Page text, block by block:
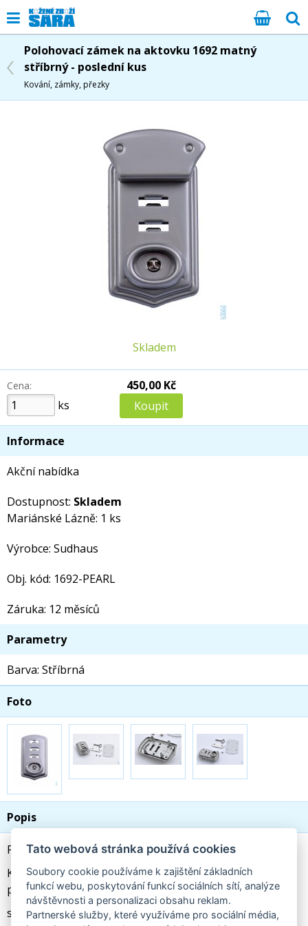
Polohovací zámek na aktovku 1692 matný
stříbrný - poslední kus
Kování, zámky, přezky
Skladem
Cena:
ks
450,00 Kč
Informace
Akční nabídka
Dostupnost: Skladem
Mariánské Lázně: 1 ks
Výrobce: Sudhaus
Obj. kód: 1692-PEARL
Záruka: 12 měsíců
Parametry
Barva: Stříbrná
Foto
Popis
Polohovací zámek na aktovku 1692 matný stříbrný
Kvalitní zámek od německého výrobce s matnou
perlovou úpravou.
součástí zámku:
Tato webová stránka používá cookies
Soubory cookie používáme k zajištění základních
funkcí webu, poskytování funkcí sociálních sítí, analýze
návštěvnosti a personalizaci obsahu reklam.
Partnerské služby, které využíváme pro sociální média,